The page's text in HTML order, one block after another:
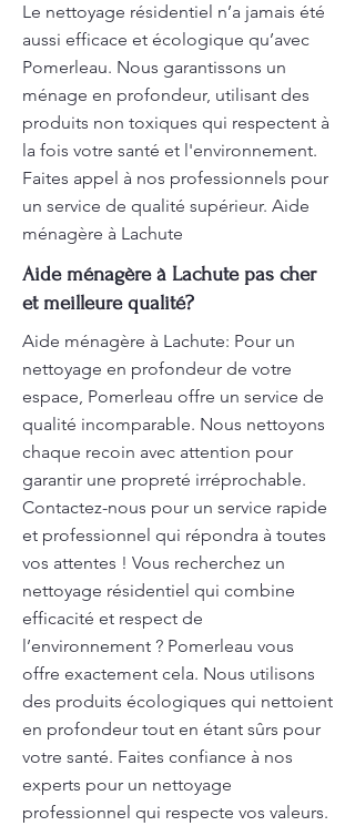
Le nettoyage résidentiel n’a jamais été
aussi efficace et écologique qu’avec
Pomerleau. Nous garantissons un
ménage en profondeur, utilisant des
produits non toxiques qui respectent à
la fois votre santé et l'environnement.
Faites appel à nos professionnels pour
un service de qualité supérieur. Aide
ménagère à Lachute
Aide ménagère à Lachute pas cher
et meilleure qualité?
Aide ménagère à Lachute: Pour un
nettoyage en profondeur de votre
espace, Pomerleau offre un service de
qualité incomparable. Nous nettoyons
chaque recoin avec attention pour
garantir une propreté irréprochable.
Contactez-nous pour un service rapide
et professionnel qui répondra à toutes
vos attentes ! Vous recherchez un
nettoyage résidentiel qui combine
efficacité et respect de
l’environnement ? Pomerleau vous
offre exactement cela. Nous utilisons
des produits écologiques qui nettoient
en profondeur tout en étant sûrs pour
votre santé. Faites confiance à nos
experts pour un nettoyage
professionnel qui respecte vos valeurs.